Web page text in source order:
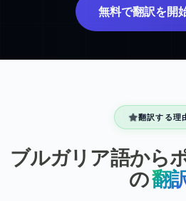
無料で翻訳を開
翻訳する理
ブルガリア語から
の翻